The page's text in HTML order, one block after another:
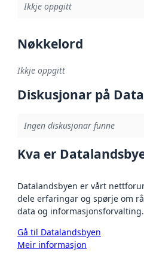
Ikkje oppgitt
Nøkkelord
Ikkje oppgitt
Diskusjonar på
Ingen diskusjonar funne
Kva er
Datalandsbyen er vårt
dele erfaringar og spørje om
data og informasjonsforvalting.
Gå til Datalandsbyen
Meir informasjon